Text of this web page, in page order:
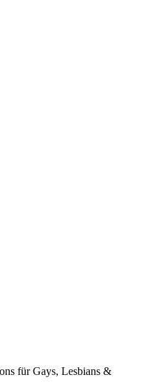
für Gays, Lesbians &